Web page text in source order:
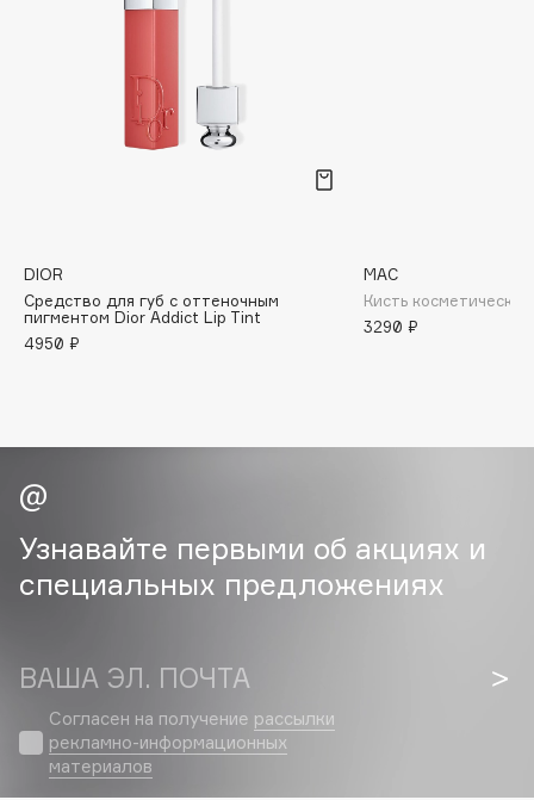
BORK
Brunello Cucinelli
Bvlgari
Cadence
Carmex
Carolina Herrera
Catrice
Celimax
DIOR
Средство для губ с оттеночным
пигментом Dior Addict Lip Tint
4950 ₽
MAC
Кисть
3290 ₽
Узнавайте первыми об акциях и
специальных предложениях
ВАША ЭЛ. ПОЧТА
Согласен на получение рассылки
рекламно-информационных
материалов